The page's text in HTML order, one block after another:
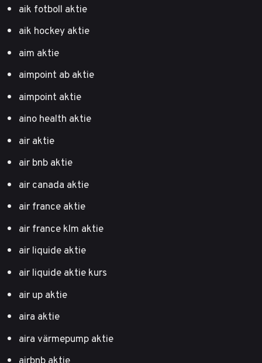
aik fotboll aktie
aik hockey aktie
aim aktie
aimpoint ab aktie
aimpoint aktie
aino health aktie
air aktie
air bnb aktie
air canada aktie
air france aktie
air france klm aktie
air liquide aktie
air liquide aktie kurs
air up aktie
aira aktie
aira värmepump aktie